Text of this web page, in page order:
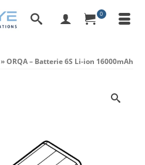
0
»ORQA – Batterie 6S Li-ion 16000mAh